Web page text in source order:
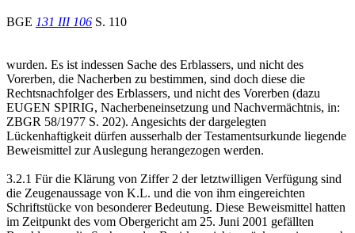
BGE 131 III 106 S. 110
wurden. Es ist indessen Sache des Erblassers, und nicht des
Vorerben, die Nacherben zu bestimmen, sind doch diese die
Rechtsnachfolger des Erblassers, und nicht des Vorerben (dazu
EUGEN SPIRIG, Nacherbeneinsetzung und Nachvermächtnis, in:
ZBGR 58/1977 S. 202). Angesichts der dargelegten
Lückenhaftigkeit dürfen ausserhalb der Testamentsurkunde liegende
Beweismittel zur Auslegung herangezogen werden.
3.2.1 Für die Klärung von Ziffer 2 der letztwilligen Verfügung sind
die Zeugenaussage von K.L. und die von ihm eingereichten
Schriftstücke von besonderer Bedeutung. Diese Beweismittel hatten
im Zeitpunkt des vom Obergericht am 25. Juni 2001 gefällten